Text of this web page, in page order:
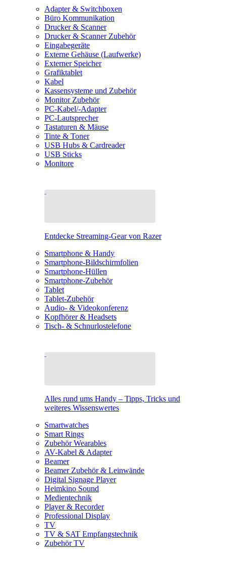
Adapter & Switchboxen
Büro Kommunikation
Drucker & Scanner
Drucker & Scanner Zubehör
Eingabegeräte
Externe Gehäuse (Laufwerke)
Externer Speicher
Grafiktablet
Kabel
Kassensysteme und Zubehör
Monitor Zubehör
PC-Kabel/-Adapter
PC-Lautsprecher
Tastaturen & Mäuse
Tinte & Toner
USB Hubs & Cardreader
USB Sticks
Monitore
Entdecke Streaming-Gear von Razer
Smartphone & Handy
Smartphone-Bildschirmfolien
Smartphone-Hüllen
Smartphone-Zubehör
Tablet
Tablet-Zubehör
Audio- & Videokonferenz
Kopfhörer & Headsets
Tisch- & Schnurlostelefone
Alles rund ums Handy – Tipps, Tricks und
weiteres Wissenswertes
Smartwatches
Smart Rings
Zubehör Wearables
AV-Kabel & Adapter
Beamer
Beamer Zubehör & Leinwände
Digital Signage Player
Heimkino Sound
Medientechnik
Player & Recorder
Professional Display
TV
TV & SAT Empfangstechnik
Zubehör TV